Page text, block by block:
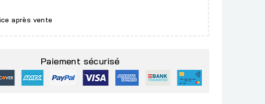
après vente
Paiement sécurisé